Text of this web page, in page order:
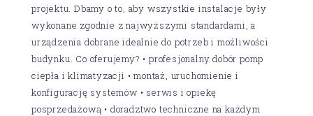
projektu. Dbamy o to, aby wszystkie instalacje były
wykonane zgodnie z najwyższymi standardami, a
urządzenia dobrane idealnie do potrzeb i możliwości
budynku. Co oferujemy? • profesjonalny dobór pomp
ciepła i klimatyzacji • montaż, uruchomienie i
konfigurację systemów • serwis i opiekę
posprzedażową • doradztwo techniczne na każdym